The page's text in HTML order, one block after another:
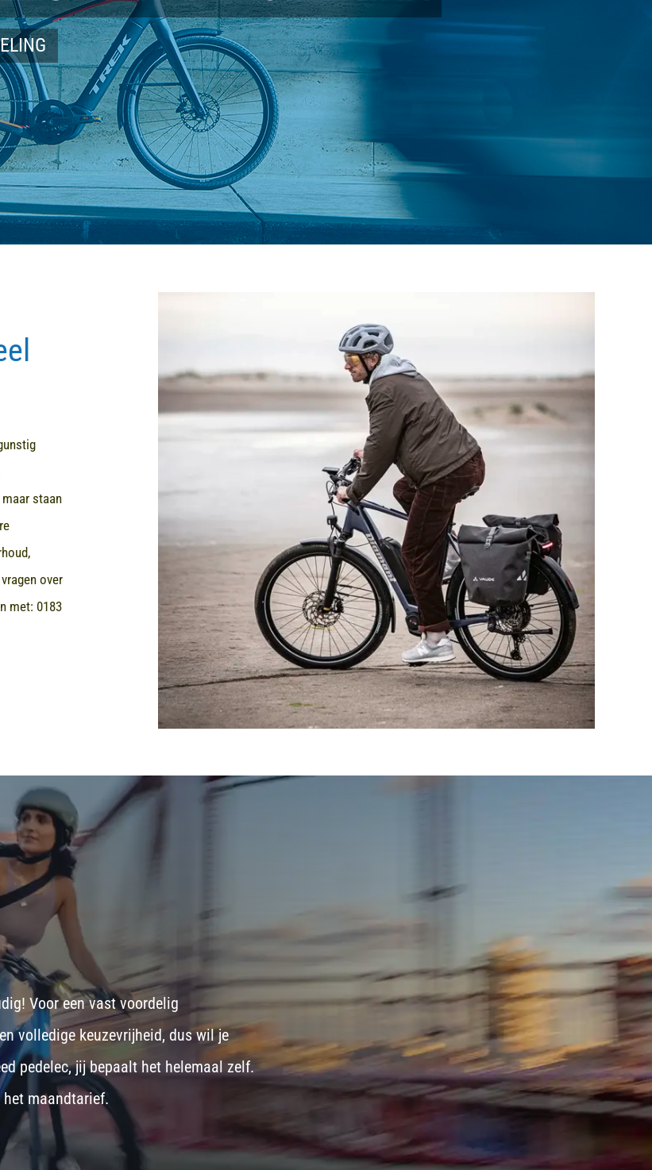
staan
over
met: 0183
Voor een vast voordelig
volledige keuzevrijheid, dus wil je
pedelec, jij bepaalt het helemaal zelf.
maandtarief.